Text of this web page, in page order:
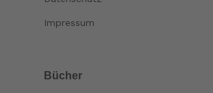
Impressum
Bücher